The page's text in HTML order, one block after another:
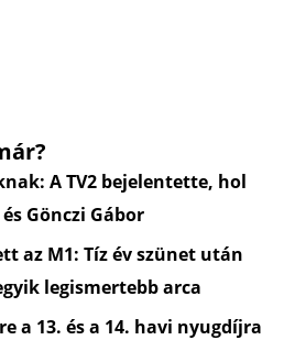
A TV2 bejelentette, hol
Gönczi Gábor
az M1: Tíz év szünet után
legismertebb arca
a 13. és a 14. havi nyugdíjra